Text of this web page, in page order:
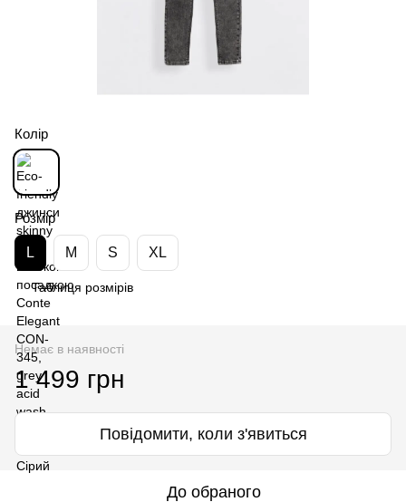
Колір
Розмір
L M S XL
Таблиця розмірів
Немає в наявності
1 499 грн
Повідомити, коли з'явиться
До обраного